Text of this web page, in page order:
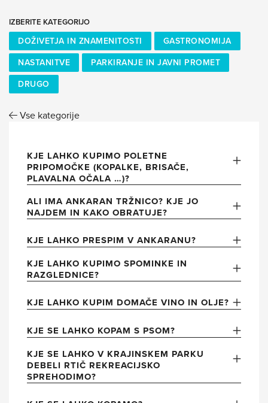
IZBERITE KATEGORIJO
DOŽIVETJA IN ZNAMENITOSTI
GASTRONOMIJA
NASTANITVE
PARKIRANJE IN JAVNI PROMET
DRUGO
Vse kategorije
KJE LAHKO KUPIMO POLETNE
PRIPOMOČKE (KOPALKE, BRISAČE,
PLAVALNA OČALA …)?
ALI IMA ANKARAN TRŽNICO? KJE JO
NAJDEM IN KAKO OBRATUJE?
KJE LAHKO PRESPIM V ANKARANU?
KJE LAHKO KUPIMO SPOMINKE IN
RAZGLEDNICE?
KJE LAHKO KUPIM DOMAČE VINO IN OLJE?
KJE SE LAHKO KOPAM S PSOM?
KJE SE LAHKO V KRAJINSKEM PARKU
DEBELI RTIČ REKREACIJSKO
SPREHODIMO?